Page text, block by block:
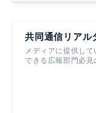
共同通信リアル
メディアに提供し
できる広報部門必